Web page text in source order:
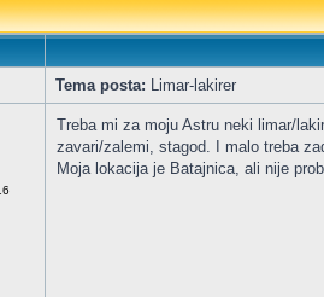
Tema posta: Limar-lakirer
Treba mi za moju Astru neki limar/
zavari/zalemi, stagod. I malo treba
Moja lokacija je Batajnica, ali nije